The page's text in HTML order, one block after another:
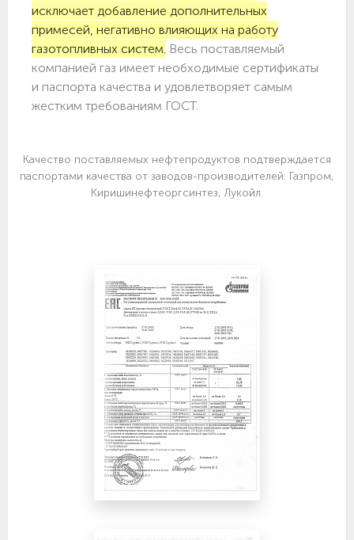
исключает добавление дополнительных
примесей, негативно влияющих на работу
газотопливных систем. Весь поставляемый
компанией газ имеет необходимые сертификаты
и паспорта качества и удовлетворяет самым
жестким требованиям ГОСТ.
Качество поставляемых нефтепродуктов подтверждается
паспортами качества от заводов-производителей: Газпром,
Киришинефтеоргсинтез, Лукойл.